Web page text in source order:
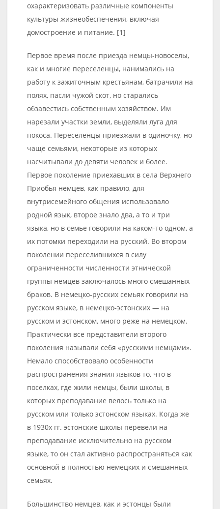
охарактеризовать различные компоненты
культуры жизнеобеспечения, включая
домостроение и питание. [1]
Первое время после приезда немцы-новоселы,
как и многие переселенцы, нанимались на
работу к зажиточным крестьянам, батрачили на
полях, пасли чужой скот, но старались
обзавестись собственным хозяйством. Им
нарезали участки земли, выделяли луга для
покоса. Переселенцы приезжали в одиночку, но
чаще семьями, некоторые из которых
насчитывали до девяти человек и более.
Первое поколение приехавших в села Верхнего
Приобья немцев, как правило, для
внутрисемейного общения использовало
родной язык, второе знало два, а то и три
языка, но в семье говорили на каком-то одном, а
их потомки переходили на русский. Во втором
поколении переселившихся в силу
ограниченности численности этнической
группы немцев заключалось много смешанных
браков. В немецко-русских семьях говорили на
русском языке, в немецко-эстонских — на
русском и эстонском, много реже на немецком.
Практически все представители второго
поколения называли себя «русскими немцами».
Немало способствовало особенности
распространения знания языков то, что в
поселках, где жили немцы, были школы, в
которых преподавание велось только на
русском или только эстонском языках. Когда же
в 1930х гг. эстонские школы перевели на
преподавание исключительно на русском
языке, то он стал активно распространяться как
основной в полностью немецких и смешанных
семьях.
Большинство немцев, как и эстонцы были